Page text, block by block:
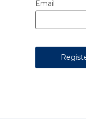
Email